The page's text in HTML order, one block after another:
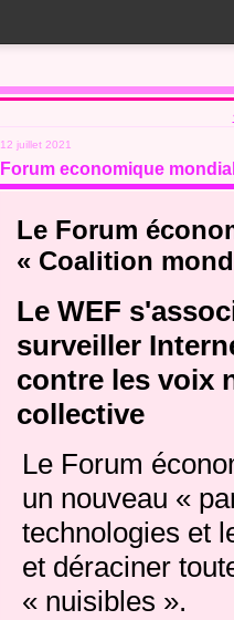
12 juillet 2021
Forum economique
Le Forum
« Coalition
Le WEF
surveiller
contre les voix
collective
Le Forum
un nouveau «
technologies et
et déraciner
« nuisibles ».